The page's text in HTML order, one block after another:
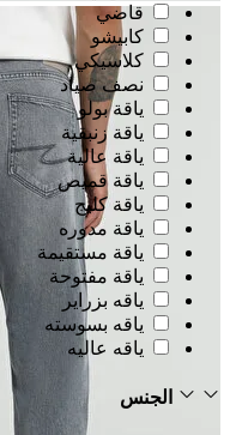
قاضي
كابيشو
كلاسيكي
نصف صياد
ياقة بولو
ياقة زنبقية
ياقة عالية
ياقة قميص
ياقة كليج
ياقة مدوره
ياقة مستقيمة
ياقة مفتوحة
ياقه بزراير
ياقه بسوسته
ياقه عاليه
الجنس